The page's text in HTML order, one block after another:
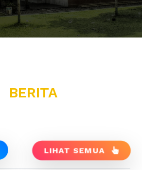
BERITA
LIHAT SEMUA